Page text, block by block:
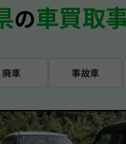
の車買取
廃車 事故車